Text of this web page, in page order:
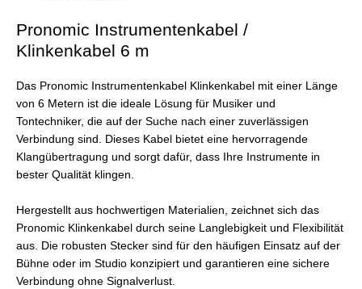
Pronomic Instrumentenkabel /
Klinkenkabel 6 m
Das Pronomic Instrumentenkabel Klinkenkabel mit einer Länge
von 6 Metern ist die ideale Lösung für Musiker und
Tontechniker, die auf der Suche nach einer zuverlässigen
Verbindung sind. Dieses Kabel bietet eine hervorragende
Klangübertragung und sorgt dafür, dass Ihre Instrumente in
bester Qualität klingen.
Hergestellt aus hochwertigen Materialien, zeichnet sich das
Pronomic Klinkenkabel durch seine Langlebigkeit und Flexibilität
aus. Die robusten Stecker sind für den häufigen Einsatz auf der
Bühne oder im Studio konzipiert und garantieren eine sichere
Verbindung ohne Signalverlust.